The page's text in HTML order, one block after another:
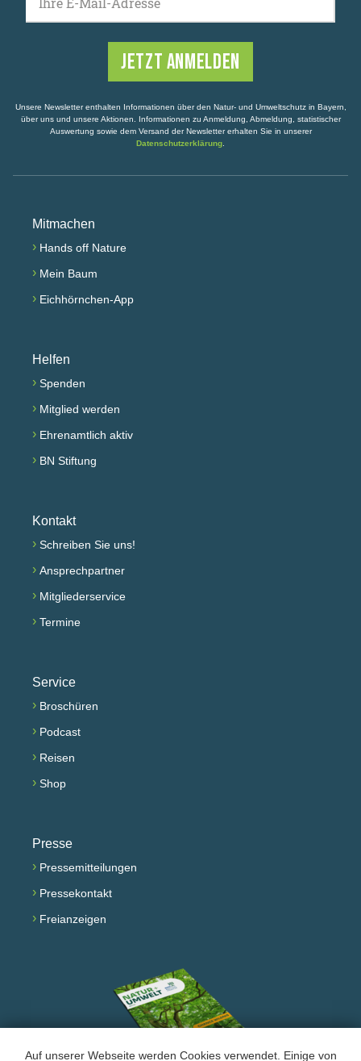
Auf unserer Webseite werden Cookies verwendet. Einige von
Ihre E-Mail-Adresse
Unsere Newsletter enthalten Informationen über den Natur- und Umweltschutz in Bayern,
über uns und unsere Aktionen. Informationen zu Anmeldung, Abmeldung, statistischer
Auswertung sowie dem Versand der Newsletter erhalten Sie in unserer
Datenschutzerklärung
Mitmachen
› Hands off Nature
› Mein Baum
› Eichhörnchen-App
Helfen
› Spenden
› Mitglied werden
› Ehrenamtlich aktiv
› BN Stiftung
Kontakt
› Schreiben Sie uns!
› Ansprechpartner
› Mitgliederservice
› Termine
Service
› Broschüren
› Podcast
› Reisen
› Shop
Presse
› Pressemitteilungen
› Pressekontakt
› Freianzeigen